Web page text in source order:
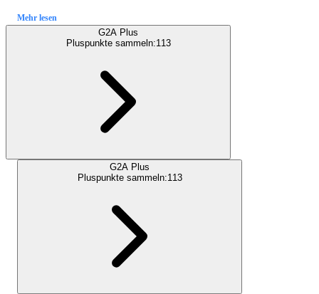
Mehr lesen
G2A Plus
Pluspunkte sammeln:113
G2A Plus
Pluspunkte sammeln:113